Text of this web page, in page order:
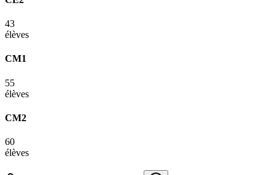
43
élèves
CM1
55
élèves
CM2
60
élèves